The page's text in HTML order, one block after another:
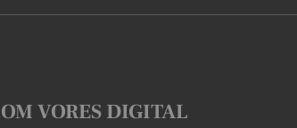
OM VORES DIGITAL